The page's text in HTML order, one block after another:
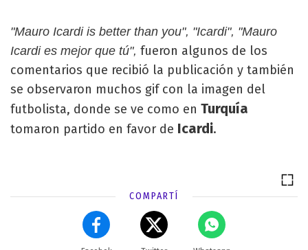
"Mauro Icardi is better than you", "Icardi", "Mauro
Icardi es mejor que tú", fueron algunos de los
comentarios que recibió la publicación y también
se observaron muchos gif con la imagen del
futbolista, donde se ve como en Turquía
tomaron partido en favor de Icardi.
COMPARTÍ